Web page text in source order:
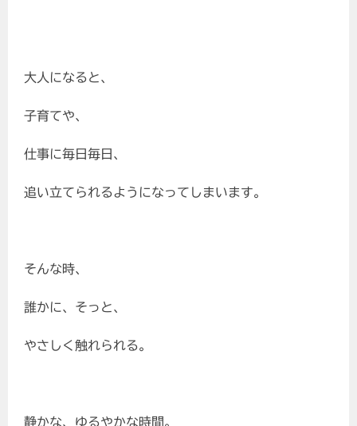
大人になると、
子育てや、
仕事に毎日毎日、
追い立てられるようになってしまいます。
そんな時、
誰かに、そっと、
やさしく触れられる。
静かな、ゆるやかな時間。